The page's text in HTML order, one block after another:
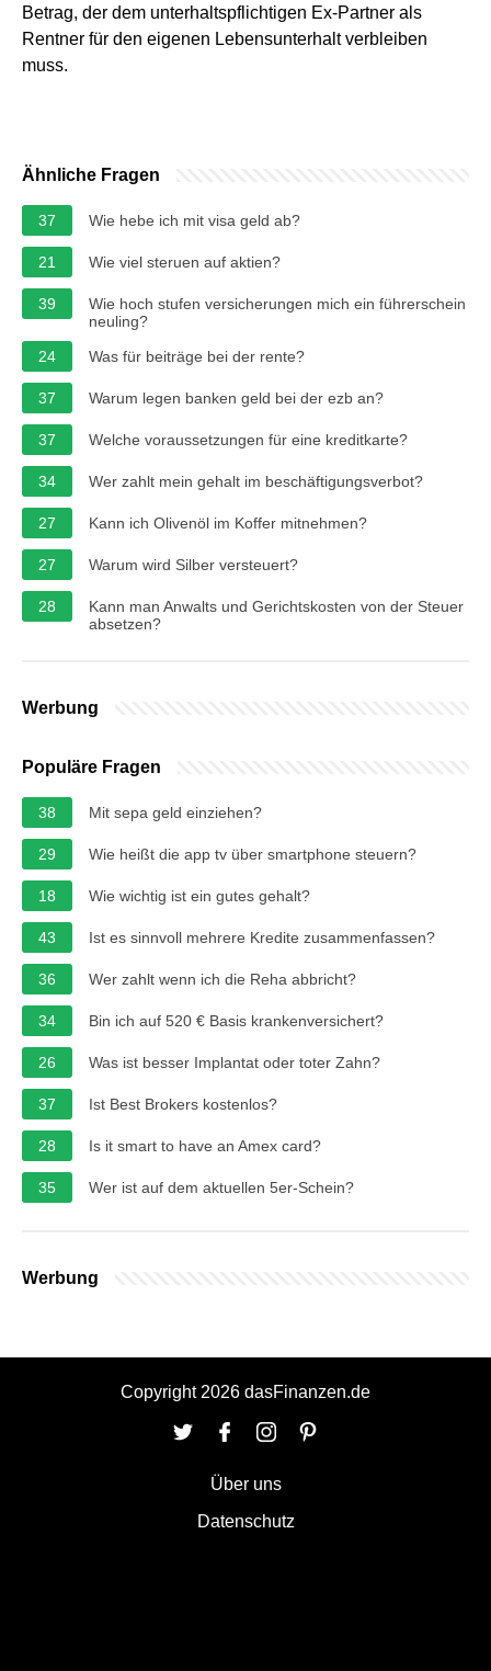
Betrag, der dem unterhaltspflichtigen Ex-Partner als
Rentner für den eigenen Lebensunterhalt verbleiben
muss.
Ähnliche Fragen
37 Wie hebe ich mit visa geld ab?
21 Wie viel steruen auf aktien?
39
Wie hoch stufen versicherungen mich ein führerschein
neuling?
24
Was für beiträge bei der rente?
37 Warum legen banken geld bei der ezb an?
37 Welche voraussetzungen für eine kreditkarte?
34 Wer zahlt mein gehalt im beschäftigungsverbot?
27 Kann ich Olivenöl im Koffer mitnehmen?
27 Warum wird Silber versteuert?
28
Kann man Anwalts und Gerichtskosten von der Steuer
absetzen?
Werbung
Populäre Fragen
38 Mit sepa geld einziehen?
29 Wie heißt die app tv über smartphone steuern?
18 Wie wichtig ist ein gutes gehalt?
43 Ist es sinnvoll mehrere Kredite zusammenfassen?
36 Wer zahlt wenn ich die Reha abbricht?
34 Bin ich auf 520 € Basis krankenversichert?
26 Was ist besser Implantat oder toter Zahn?
37 Ist Best Brokers kostenlos?
28 Is it smart to have an Amex card?
35 Wer ist auf dem aktuellen 5er-Schein?
Werbung
Copyright 2026 dasFinanzen.de
Über uns
Datenschutz